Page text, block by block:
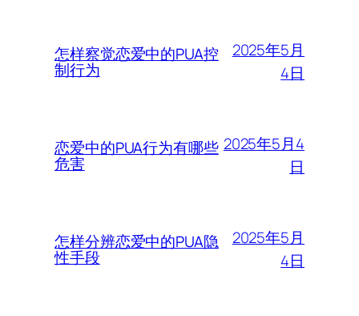
怎样察觉恋爱中的PUA控
制行为
2025年5月
4日
恋爱中的PUA行为有哪些
危害
2025年5月4
日
怎样分辨恋爱中的PUA隐
性手段
2025年5月
4日